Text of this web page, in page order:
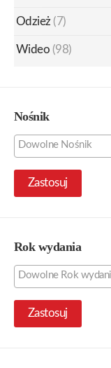
Odzież (7)
Wideo (98)
Nośnik
Zastosuj
Rok wydania
Zastosuj